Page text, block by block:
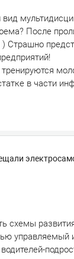
После
) Страшно
в части
схемы